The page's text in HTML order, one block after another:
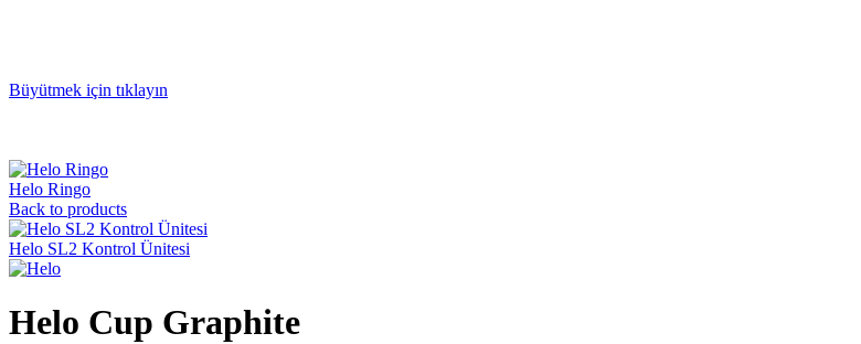
Büyütmek için tıklayın
Helo Ringo
Back to products
Helo SL2 Kontrol Ünitesi
Helo Cup Graphite